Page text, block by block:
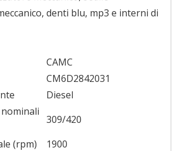
denti blu, mp3 e interni di
CAMC
CM6D2842031
Diesel
309/420
(rpm)
1900